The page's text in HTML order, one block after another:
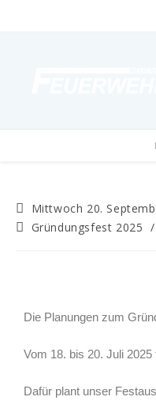
Mittwoch 20.
Gründungsfest 2025 /
Die Planungen zum
Vom 18. bis 20. Juli
Dafür plant unser